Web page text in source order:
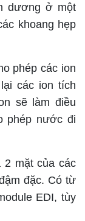
dương ở một
khoang hẹp
phép các ion
các ion tích
sẽ làm điều
phép nước đi
mặt của các
đặc. Có từ
EDI, tùy